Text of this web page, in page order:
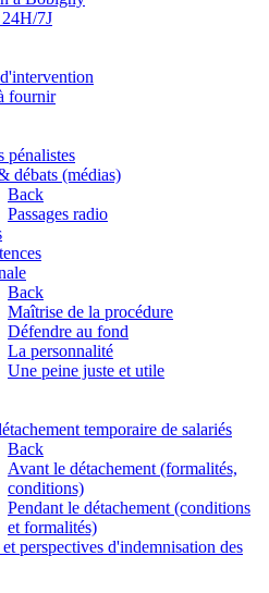
7J
fournir
pénalistes
débats (médias)
Back
Passages radio
Back
Maîtrise de la procédure
Défendre au fond
La personnalité
Une peine juste et utile
temporaire de salariés
Back
Avant le détachement (formalités,
conditions)
Pendant le détachement (conditions
et formalités)
perspectives d'indemnisation des